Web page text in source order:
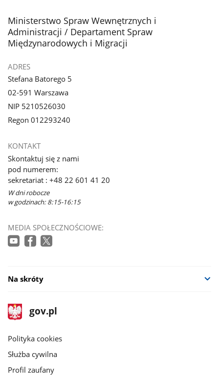
galerii.
stopka
Ministerstwo Spraw Wewnętrznych i
Administracji / Departament Spraw
Międzynarodowych i Migracji
ADRES
Stefana Batorego 5
02-591 Warszawa
NIP 5210526030
Regon 012293240
KONTAKT
Skontaktuj się z nami
pod numerem:
sekretariat : +48 22 601 41 20
W dni robocze
w godzinach: 8:15-16:15
MEDIA SPOŁECZNOŚCIOWE:
Na skróty
stopka
gov.pl
Strona
gov.pl
gov.pl
Polityka cookies
Służba cywilna
Profil zaufany